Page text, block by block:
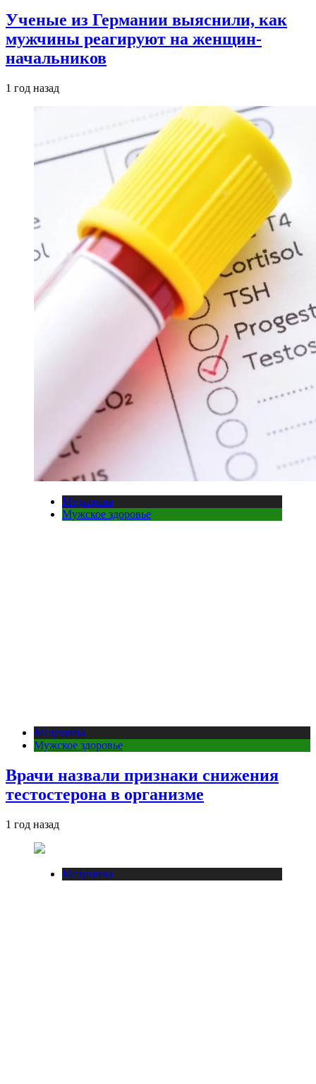
Ученые из Германии выяснили, как
мужчины реагируют на женщин-
начальников
1 год назад
Медицина
Мужское здоровье
Медицина
Мужское здоровье
Врачи назвали признаки снижения
тестостерона в организме
1 год назад
Медицина